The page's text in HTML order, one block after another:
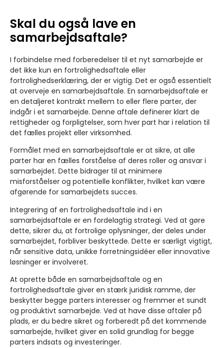
Skal du også lave en
samarbejdsaftale?
I forbindelse med forberedelser til et nyt samarbejde er
det ikke kun en fortrolighedsaftale eller
fortrolighedserklæring, der er vigtig. Det er også essentielt
at overveje en samarbejdsaftale. En samarbejdsaftale er
en detaljeret kontrakt mellem to eller flere parter, der
indgår i et samarbejde. Denne aftale definerer klart de
rettigheder og forpligtelser, som hver part har i relation til
det fælles projekt eller virksomhed.
Formålet med en samarbejdsaftale er at sikre, at alle
parter har en fælles forståelse af deres roller og ansvar i
samarbejdet. Dette bidrager til at minimere
misforståelser og potentielle konflikter, hvilket kan være
afgørende for samarbejdets succes.
Integrering af en fortrolighedsaftale ind i en
samarbejdsaftale er en fordelagtig strategi. Ved at gøre
dette, sikrer du, at fortrolige oplysninger, der deles under
samarbejdet, forbliver beskyttede. Dette er særligt vigtigt,
når sensitive data, unikke forretningsidéer eller innovative
løsninger er involveret.
At oprette både en samarbejdsaftale og en
fortrolighedsaftale giver en stærk juridisk ramme, der
beskytter begge parters interesser og fremmer et sundt
og produktivt samarbejde. Ved at have disse aftaler på
plads, er du bedre sikret og forberedt på det kommende
samarbejde, hvilket giver en solid grundlag for begge
parters indsats og investeringer.